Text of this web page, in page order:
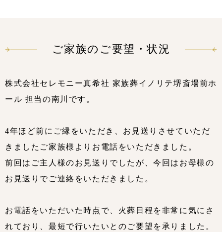
ご家族のご要望・状況
株式会社セレモニー真希社 家族葬イノリテ堺斎場前ホ
ール 担当の南川です。
4年ほど前にご縁をいただき、お見送りさせていただ
きましたご家族様よりお電話をいただきました。
前回はご主人様のお見送りでしたが、今回はお母様の
お見送りでご連絡をいただきました。
お電話をいただいた時点で、火葬日程を非常に気にさ
れており、最短で行いたいとのご要望を承りました。